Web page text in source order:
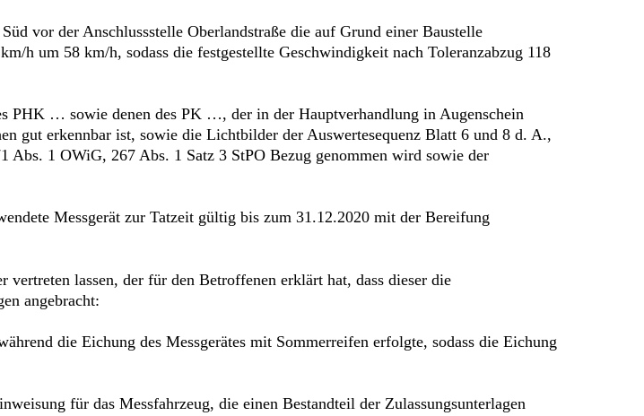
vor der Anschlussstelle Oberlandstraße die auf Grund einer Baustelle
h um 58 km/h, sodass die festgestellte Geschwindigkeit nach Toleranzabzug 118
PHK … sowie denen des PK …, der in der Hauptverhandlung in Augenschein
gut erkennbar ist, sowie die Lichtbilder der Auswertesequenz Blatt 6 und 8 d. A.,
Abs. 1 OWiG, 267 Abs. 1 Satz 3 StPO Bezug genommen wird sowie der
Messgerät zur Tatzeit gültig bis zum 31.12.2020 mit der Bereifung
lassen, der für den Betroffenen erklärt hat, dass dieser die
angebracht:
die Eichung des Messgerätes mit Sommerreifen erfolgte, sodass die Eichung
für das Messfahrzeug, die einen Bestandteil der Zulassungsunterlagen